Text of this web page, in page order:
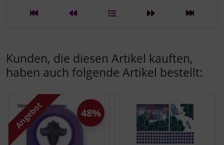
Kunden, die diesen Artikel kauften,
haben auch folgende Artikel bestellt:
Es folgt ein Produktslider - navigieren Sie mit der Tab-
Angebot 48%